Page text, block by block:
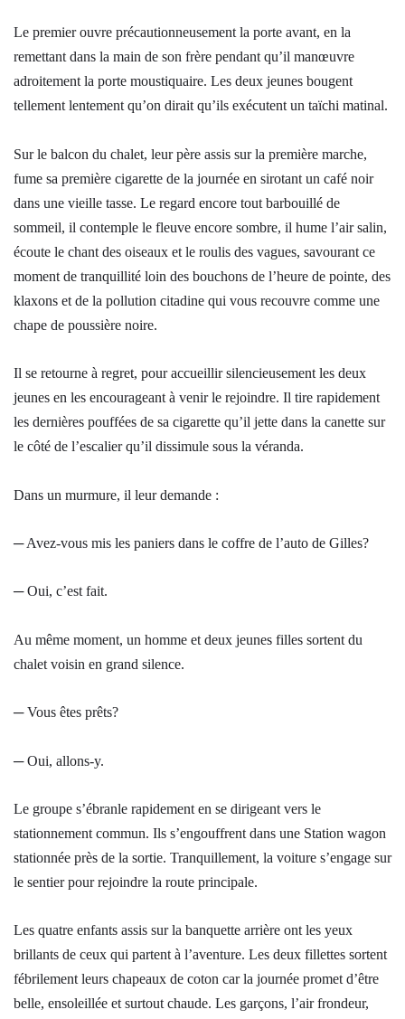
Le premier ouvre précautionneusement la porte avant, en la
remettant dans la main de son frère pendant qu’il manœuvre
adroitement la porte moustiquaire. Les deux jeunes bougent
tellement lentement qu’on dirait qu’ils exécutent un taïchi matinal.
Sur le balcon du chalet, leur père assis sur la première marche,
fume sa première cigarette de la journée en sirotant un café noir
dans une vieille tasse. Le regard encore tout barbouillé de
sommeil, il contemple le fleuve encore sombre, il hume l’air salin,
écoute le chant des oiseaux et le roulis des vagues, savourant ce
moment de tranquillité loin des bouchons de l’heure de pointe, des
klaxons et de la pollution citadine qui vous recouvre comme une
chape de poussière noire.
Il se retourne à regret, pour accueillir silencieusement les deux
jeunes en les encourageant à venir le rejoindre. Il tire rapidement
les dernières pouffées de sa cigarette qu’il jette dans la canette sur
le côté de l’escalier qu’il dissimule sous la véranda.
Dans un murmure, il leur demande :
─ Avez-vous mis les paniers dans le coffre de l’auto de Gilles?
─ Oui, c’est fait.
Au même moment, un homme et deux jeunes filles sortent du
chalet voisin en grand silence.
─ Vous êtes prêts?
─ Oui, allons-y.
Le groupe s’ébranle rapidement en se dirigeant vers le
stationnement commun. Ils s’engouffrent dans une Station wagon
stationnée près de la sortie. Tranquillement, la voiture s’engage sur
le sentier pour rejoindre la route principale.
Les quatre enfants assis sur la banquette arrière ont les yeux
brillants de ceux qui partent à l’aventure. Les deux fillettes sortent
fébrilement leurs chapeaux de coton car la journée promet d’être
belle, ensoleillée et surtout chaude. Les garçons, l’air frondeur,